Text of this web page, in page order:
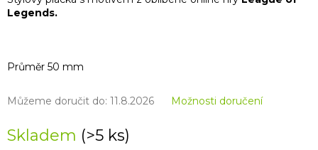
Skladem (>5 ks)
Můžeme doručit do: 11.8.2026 Možnosti doručení
Legends.
Průměr 50 mm